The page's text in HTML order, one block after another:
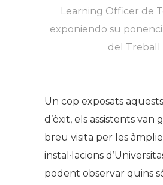
Learning Officer de
exponiendo su
del Treball
Un cop exposats
d’èxit, els assistents van
breu visita per les
instal·lacions
podent observar quins